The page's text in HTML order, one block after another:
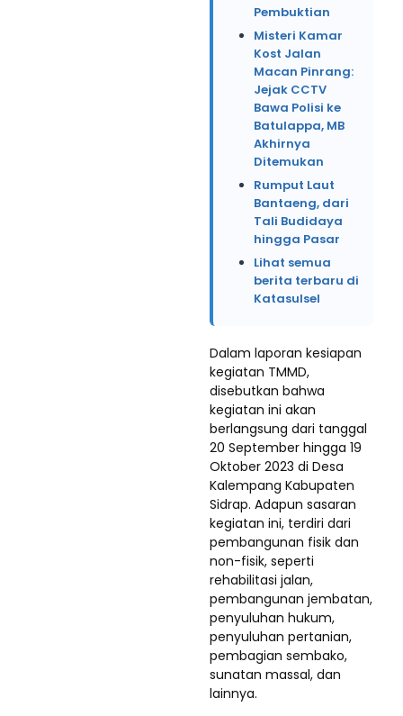
Pembuktian
Misteri Kamar
Kost Jalan
Macan Pinrang:
Jejak CCTV
Bawa Polisi ke
Batulappa, MB
Akhirnya
Ditemukan
Rumput Laut
Bantaeng, dari
Tali Budidaya
hingga Pasar
Lihat semua
berita terbaru di
Katasulsel
Dalam laporan kesiapan
kegiatan TMMD,
disebutkan bahwa
kegiatan ini akan
berlangsung dari tanggal
20 September hingga 19
Oktober 2023 di Desa
Kalempang Kabupaten
Sidrap. Adapun sasaran
kegiatan ini, terdiri dari
pembangunan fisik dan
non-fisik, seperti
rehabilitasi jalan,
pembangunan jembatan,
penyuluhan hukum,
penyuluhan pertanian,
pembagian sembako,
sunatan massal, dan
lainnya.